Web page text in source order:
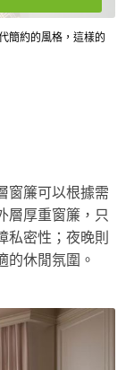
簡約的風格，這樣的
窗簾可以根據需
層厚重窗簾，只
私密性；夜晚則
的休閒氛圍。